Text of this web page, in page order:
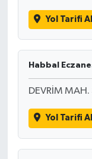
Yol Tarifi Al
Habbal
DEVRİM
Yol Tarifi Al